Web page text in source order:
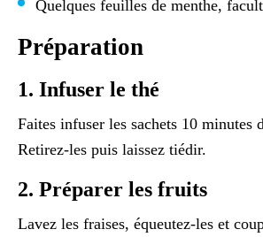
Quelques feuilles de menthe,
Préparation
1. Infuser le thé
Faites infuser les sachets 10 minutes
Retirez-les puis laissez tiédir.
2. Préparer les fruits
Lavez les fraises, équeutez-les et